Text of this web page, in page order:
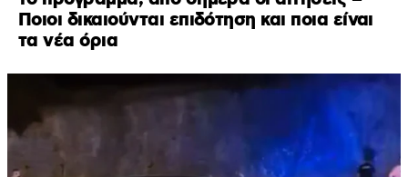
Ποιοι δικαιούνται επιδότηση και ποια είναι
τα νέα όρια